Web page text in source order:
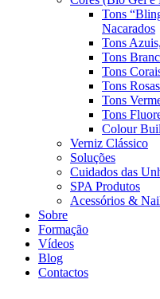
Tons
Nacarados
Tons
Tons
Tons
Tons
Tons
Tons
Colour
Verniz Clássico
Soluções
Cuidados das
SPA Produtos
Acessórios &
Sobre
Formação
Vídeos
Blog
Contactos